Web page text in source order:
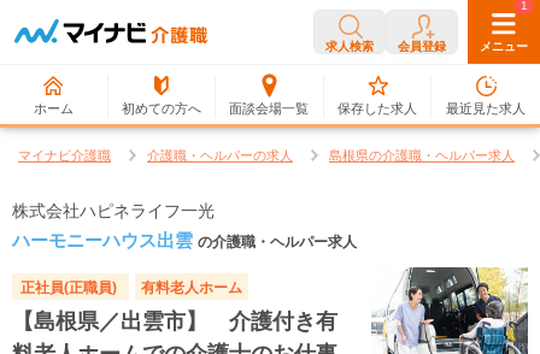
求人検索 会員登録 メニュー
ホーム 初めての方へ 面談会場一覧
0
保存した求人
1
最近見た求人
マイナビ介護職 介護職・ヘルパーの求人 島根県の介護職・ヘルパー求人
株式会社ハピネライフ一光
ハーモニーハウス出雲 の介護職・ヘルパー求人
正社員(正職員) 有料老人ホーム
【島根県／出雲市】 介護付き有